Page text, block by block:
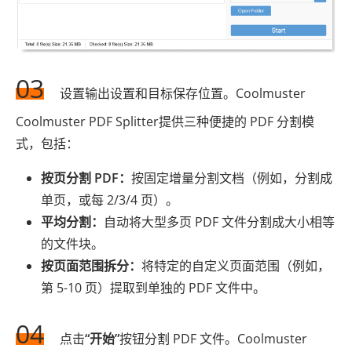
03
设置输出设置和目标保存位置。Coolmuster
Coolmuster PDF Splitter提供三种便捷的 PDF 分割模
式，包括：
按页分割 PDF： 按固定增量分割文档（例如，分割成
单页，或每 2/3/4 页）。
平均分割： 自动将大型多页 PDF 文件分割成大小相等
的文件块。
按页面范围拆分： 将特定的自定义页面范围（例如，
第 5-10 页）提取到单独的 PDF 文件中。
04 点击“开始”按钮分割 PDF 文件。Coolmuster